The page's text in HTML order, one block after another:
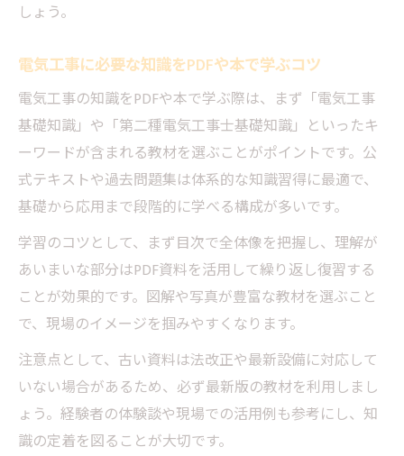
電気工事士合格に不可欠な基礎知識の全体
像
合格率向上を目指す電気工事知識の重点ポ
イント
第二種電気工事士知識の習得と実践のコツ
電気工事士必要な知識を体系的に学ぶ方法
試験に出る電気工事知識の押さえどころ
しょう。
電気工事に必要な知識をPDFや本で学ぶコツ
電気工事の知識をPDFや本で学ぶ際は、まず「電気工事
基礎知識」や「第二種電気工事士基礎知識」といったキ
ーワードが含まれる教材を選ぶことがポイントです。公
式テキストや過去問題集は体系的な知識習得に最適で、
基礎から応用まで段階的に学べる構成が多いです。
学習のコツとして、まず目次で全体像を把握し、理解が
あいまいな部分はPDF資料を活用して繰り返し復習する
ことが効果的です。図解や写真が豊富な教材を選ぶこと
で、現場のイメージを掴みやすくなります。
注意点として、古い資料は法改正や最新設備に対応して
いない場合があるため、必ず最新版の教材を利用しまし
ょう。経験者の体験談や現場での活用例も参考にし、知
識の定着を図ることが大切です。